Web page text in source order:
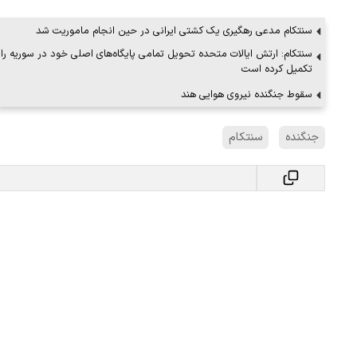
سنتکام مدعی رهگیری یک کشتی ایرانی در حین انجام ماموریت شد
سنتکام: ارتش ایالات متحده تحویل تمامی پایگاه‌های اصلی خود در سوریه را
تکمیل کرده است
سقوط جنگنده نیروی هوایی هند
جنگنده سنتکام
ببینید| ویدئویی جدید از لحظه زلزله ۷.۱ ریشتری
ببینید| روایت رئیس جمهور از لحظه
۱۴ مرداد ۱۴۰۵